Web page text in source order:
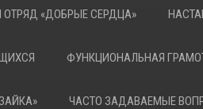
ОТРЯД «ДОБРЫЕ СЕРДЦА»
ФУНКЦИОНАЛЬНАЯ
ЧАСТО ЗАДАВАЕМЫЕ